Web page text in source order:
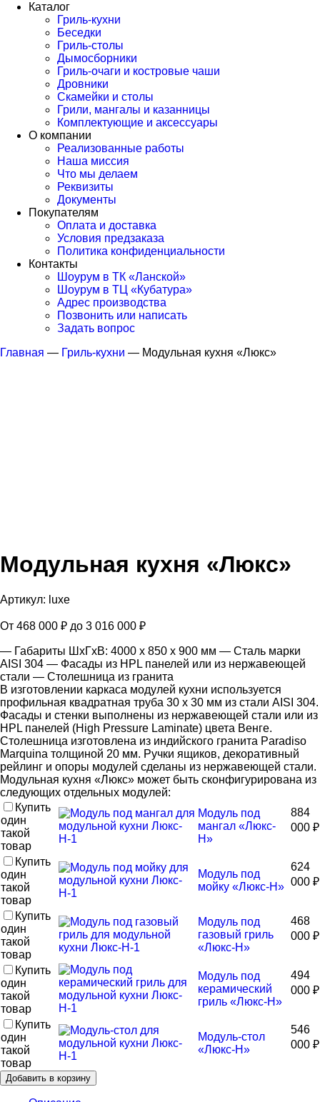
Каталог
Гриль-кухни
Беседки
Гриль-столы
Дымосборники
Гриль-очаги и костровые чаши
Дровники
Скамейки и столы
Грили, мангалы и казанницы
Комплектующие и аксессуары
О компании
Реализованные работы
Наша миссия
Что мы делаем
Реквизиты
Документы
Покупателям
Оплата и доставка
Условия предзаказа
Политика конфиденциальности
Контакты
Шоурум в ТК «Ланской»
Шоурум в ТЦ «Кубатура»
Адрес производства
Позвонить или написать
Задать вопрос
Главная — Гриль-кухни — Модульная кухня «Люкс»
Модульная кухня «Люкс»
Артикул: luxe
От 468 000 ₽ до 3 016 000 ₽
— Габариты ШхГхВ: 4000 x 850 x 900 мм — Сталь марки
AISI 304 — Фасады из HPL панелей или из нержавеющей
стали — Столешница из гранита
В изготовлении каркаса модулей кухни используется
профильная квадратная труба 30 х 30 мм из стали AISI 304.
Фасады и стенки выполнены из нержавеющей стали или из
HPL панелей (High Pressure Laminate) цвета Венге.
Столешница изготовлена из индийского гранита Paradiso
Marquina толщиной 20 мм. Ручки ящиков, декоративный
рейлинг и опоры модулей сделаны из нержавеющей стали.
Модульная кухня «Люкс» может быть сконфигурирована из
следующих отдельных модулей:
Купить
один
такой
товар
Модуль под
мангал «Люкс-
Н»
884
000 ₽
Купить
один
такой
товар
Модуль под
мойку «Люкс-Н»
624
000 ₽
Купить
один
такой
товар
Модуль под
газовый гриль
«Люкс-Н»
468
000 ₽
Купить
один
такой
товар
Модуль под
керамический
гриль «Люкс-Н»
494
000 ₽
Купить
один
такой
товар
Модуль-стол
«Люкс-Н»
546
000 ₽
Добавить в корзину